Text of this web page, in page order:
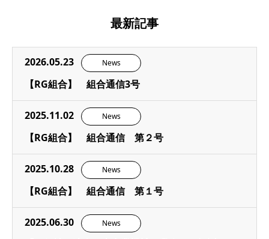
最新記事
2026.05.23 News
【RG組合】 組合通信3号
2025.11.02 News
【RG組合】 組合通信 第２号
2025.10.28 News
【RG組合】 組合通信 第１号
2025.06.30 News